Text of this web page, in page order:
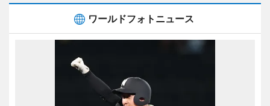
ワールドフォトニュース